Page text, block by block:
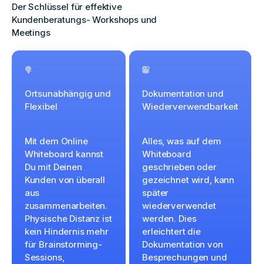
Der Schlüssel für effektive
Kundenberatungs- Workshops und
Meetings
Ortsunabhängig und
Flexibel
Mit dem Online
Whiteboard kannst
Du mit Deinen
Kunden von überall
aus
zusammenarbeiten.
Physische Distanz ist
kein Hindernis mehr
für Brainstorming-
Sessions,
Dokumentation und
Wiederverwendbarkeit
Alles, was auf dem
Whiteboard
geschrieben oder
gezeichnet wird, kann
später
wiederverwendet
werden. Dies
erleichtert die
Dokumentation von
Besprechungen und